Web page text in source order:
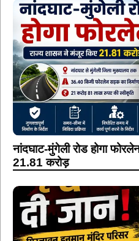
नांदघाट-मुंगेली रोड होगा
21.81 करोड़